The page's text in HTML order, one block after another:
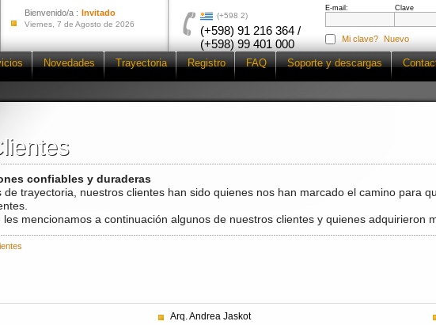
E-mail: Clave
Mi clave? Nuevo
Viernes, 7 de Agosto de 2026
(+598 2)
(+598) 91 216 364 /
(+598) 99 401 000
Bienvenido/a : Invitado
Novedades Trayectoria Registro FAQ Soporte y descargas
confiables y duraderas
de trayectoria, nuestros clientes han sido quienes nos han marcado el camino para
les mencionamos a continuación algunos de nuestros clientes y quienes adquirieron
Arq. Andrea Jaskot